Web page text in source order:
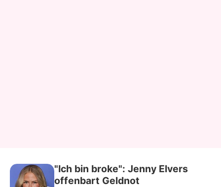
"Ich bin broke": Jenny Elvers
offenbart Geldnot